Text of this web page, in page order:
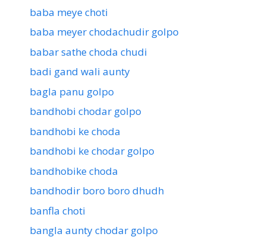
baba meye choti
baba meyer chodachudir golpo
babar sathe choda chudi
badi gand wali aunty
bagla panu golpo
bandhobi chodar golpo
bandhobi ke choda
bandhobi ke chodar golpo
bandhobike choda
bandhodir boro boro dhudh
banfla choti
bangla aunty chodar golpo